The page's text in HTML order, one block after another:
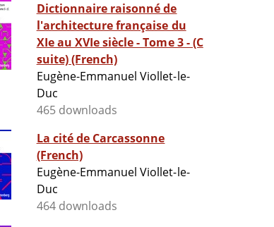
Dictionnaire raisonné de
l'architecture française du
XIe au XVIe siècle - Tome 3 - (C
suite) (French)
Eugène-Emmanuel Viollet-le-
Duc
465 downloads
La cité de Carcassonne
(French)
Eugène-Emmanuel Viollet-le-
Duc
464 downloads